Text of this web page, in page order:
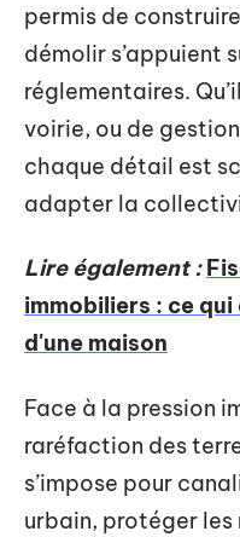
permis de
démolir s’appuient
réglementaires.
voirie, ou de
chaque détail est
adapter la
Lire également :
immobiliers : ce
d'une maison
Face à la pression
raréfaction des
s’impose pour
urbain, protéger